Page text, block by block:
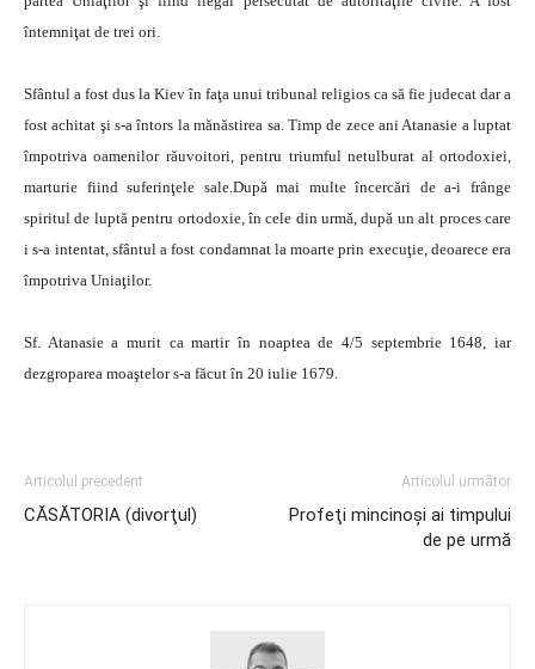
întemniţat de trei ori.
Sfântul a fost dus la Kiev în faţa unui tribunal religios ca să fie judecat dar a
fost achitat şi s-a întors la mănăstirea sa. Timp de zece ani Atanasie a luptat
împotriva oamenilor răuvoitori, pentru triumful netulburat al ortodoxiei,
marturie fiind suferinţele sale.După mai multe încercări de a-i frânge
spiritul de luptă pentru ortodoxie, în cele din urmă, după un alt proces care
i s-a intentat, sfântul a fost condamnat la moarte prin execuţie, deoarece era
împotriva Uniaţilor.
Sf. Atanasie a murit ca martir în noaptea de 4/5 septembrie 1648, iar
dezgroparea moaştelor s-a făcut în 20 iulie 1679.
Articolul precedent
CĂSĂTORIA (divorţul)
Articolul următor
Profeţi mincinoşi ai timpului
de pe urmă